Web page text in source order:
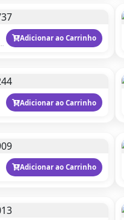
Adicionar ao Carrinho
Adicionar ao Carrinho
Adicionar ao Carrinho